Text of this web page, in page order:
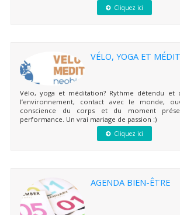
Cliquez ici
VÉLO, YOGA ET
Vélo, yoga et méditation? Rythme détendu et
l’environnement, contact avec le monde,
conscience du corps et du moment
performance. Un vrai mariage de passion :)
Cliquez ici
AGENDA BIEN-ÊTRE